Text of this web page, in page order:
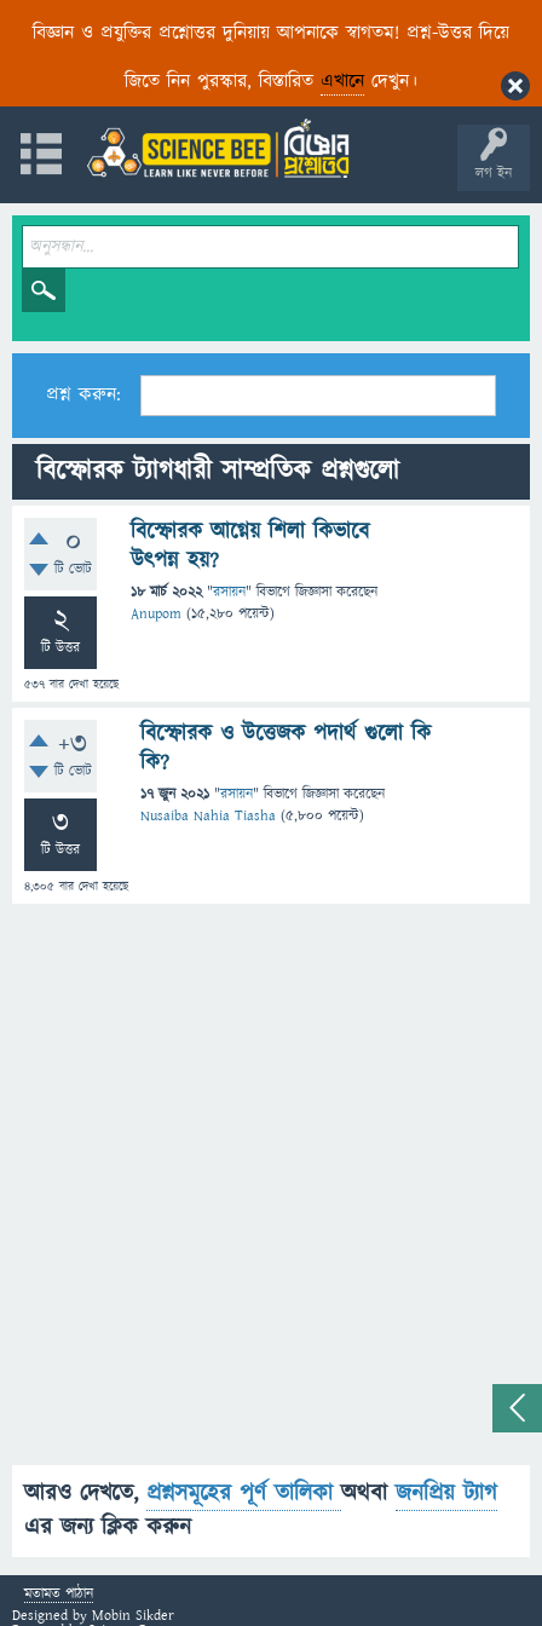
বিজ্ঞান ও প্রযুক্তির প্রশ্নোত্তর দুনিয়ায় আপনাকে স্বাগতম! প্রশ্ন-উত্তর দিয়ে
জিতে নিন পুরস্কার, বিস্তারিত এখানেদেখুন।
লগ ইন
প্রশ্ন করুন:
বিস্ফোরক ট্যাগধারী সাম্প্রতিক প্রশ্নগুলো
0
টি ভোট
2
টি উত্তর
537 বার দেখা হয়েছে
বিস্ফোরক আগ্নেয় শিলা কিভাবে
উৎপন্ন হয়?
18 মার্চ 2022 "রসায়ন" বিভাগে জিজ্ঞাসাকরেছেন
Anupom (15,280 পয়েন্ট)
+3
টি ভোট
3
টি উত্তর
4,305 বার দেখা হয়েছে
বিস্ফোরক ও উত্তেজক পদার্থ গুলো কি
কি?
17 জুন 2021 "রসায়ন" বিভাগে জিজ্ঞাসাকরেছেন
Nusaiba Nahia Tiasha (5,800 পয়েন্ট)
আরও দেখতে, প্রশ্নসমূহের পূর্ণ তালিকাঅথবাজনপ্রিয় ট্যাগ
এর জন্য ক্লিক করুন
মতামত পাঠান
Designed by Mobin Sikder